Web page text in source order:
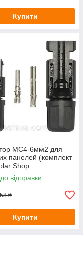
Купити
MC4-6мм2 для
панелей (комплект
Shop
відправки
58 ₴
Купити